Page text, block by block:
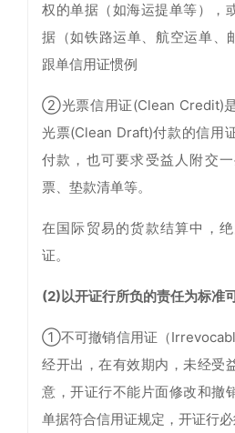
权的单据（如海运提单等），
据（如铁路运单、航空运单、
跟单信用证惯例
②光票信用证(Clean Credit)
光票(Clean Draft)付款的信用
付款，也可要求受益人附交
票、垫款清单等。
在国际贸易的货款结算中，
证。
(2)以开证行所负的责任为标准
①不可撤销信用证（
经开出，在有效期内，未经受
意，开证行不能片面修改和撤
单据符合信用证规定，开证行必